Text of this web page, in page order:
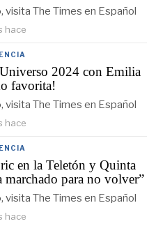
The Times en Español
hace
2024 con Emilia
favorita!
The Times en Español
hace
en la Teletón y Quinta
para no volver”
The Times en Español
hace